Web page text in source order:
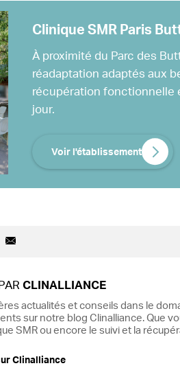
Clinique SMR Paris
À proximité du Parc des
réadaptation adaptés aux
récupération fonctionnelle
jour.
Voir l'établissement
CLINALLIANCE
actualités et conseils dans le
sur notre blog Clinalliance. Que
SMR ou encore le suivi et la
Clinalliance